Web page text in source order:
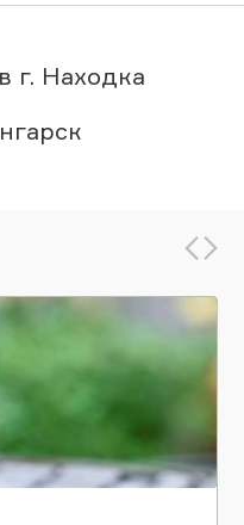
г. Находка